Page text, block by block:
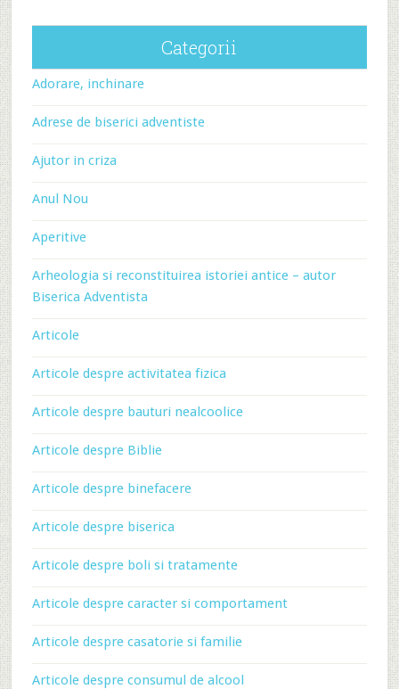
Categorii
Adorare, inchinare
Adrese de biserici adventiste
Ajutor in criza
Anul Nou
Aperitive
Arheologia si reconstituirea istoriei antice – autor
Biserica Adventista
Articole
Articole despre activitatea fizica
Articole despre bauturi nealcoolice
Articole despre Biblie
Articole despre binefacere
Articole despre biserica
Articole despre boli si tratamente
Articole despre caracter si comportament
Articole despre casatorie si familie
Articole despre consumul de alcool